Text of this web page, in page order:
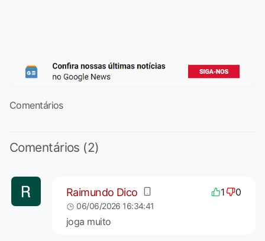
Comentários
Comentários (2)
Raimundo Dico 1 0
06/06/2026 16:34:41
joga muito